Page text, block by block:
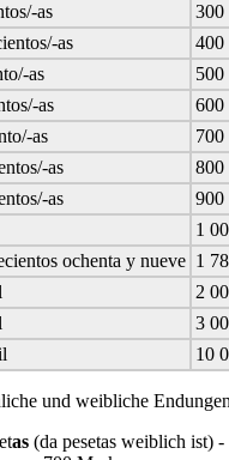
as
300
as
400
as
500
as
600
as
700
as
800
as
900
1
ochenta y nueve 1
2
3
10
und weibliche
as (da pesetas weiblich ist) -